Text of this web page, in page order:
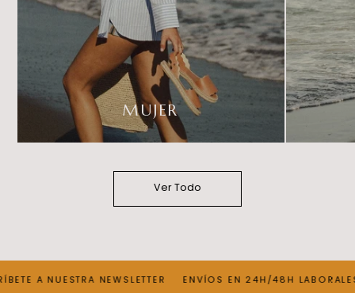
MUJER
Ver Todo
A NUESTRA NEWSLETTER ENVÍOS EN 24H/48H